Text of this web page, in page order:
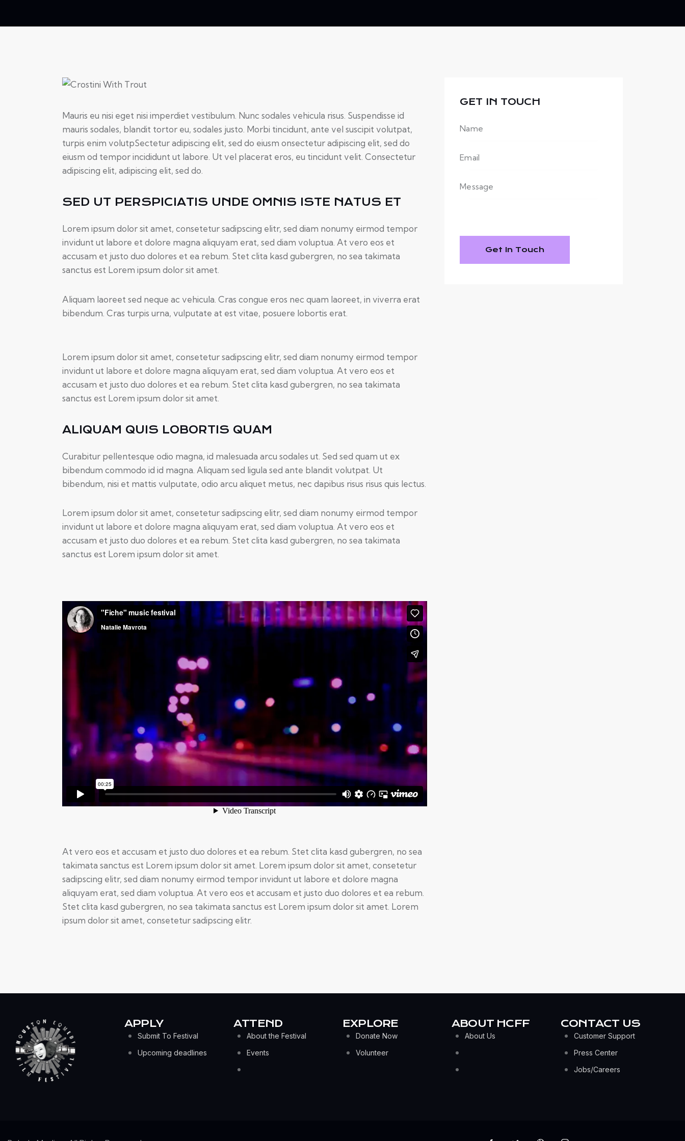
Mauris eu nisi eget nisi imperdiet vestibulum. Nunc sodales vehicula risus. Suspendisse id
mauris sodales, blandit tortor eu, sodales justo. Morbi tincidunt, ante vel suscipit volutpat,
turpis enim volutpSectetur adipiscing elit, sed do eiusm onsectetur adipiscing elit, sed do
eiusm od tempor incididunt ut labore. Ut vel placerat eros, eu tincidunt velit. Consectetur
adipiscing elit, adipiscing elit, sed do.
SED UT PERSPICIATIS UNDE OMNIS ISTE NATUS ET
Lorem ipsum dolor sit amet, consetetur sadipscing elitr, sed diam nonumy eirmod tempor
invidunt ut labore et dolore magna aliquyam erat, sed diam voluptua. At vero eos et
accusam et justo duo dolores et ea rebum. Stet clita kasd gubergren, no sea takimata
sanctus est Lorem ipsum dolor sit amet.
Aliquam laoreet sed neque ac vehicula. Cras congue eros nec quam laoreet, in viverra erat
bibendum. Cras turpis urna, vulputate at est vitae, posuere lobortis erat.
Lorem ipsum dolor sit amet, consetetur sadipscing elitr, sed diam nonumy eirmod tempor
invidunt ut labore et dolore magna aliquyam erat, sed diam voluptua. At vero eos et
accusam et justo duo dolores et ea rebum. Stet clita kasd gubergren, no sea takimata
sanctus est Lorem ipsum dolor sit amet.
ALIQUAM QUIS LOBORTIS QUAM
Curabitur pellentesque odio magna, id malesuada arcu sodales ut. Sed sed quam ut ex
bibendum commodo id id magna. Aliquam sed ligula sed ante blandit volutpat. Ut
bibendum, nisi et mattis vulputate, odio arcu aliquet metus, nec dapibus risus risus quis lectus.
Lorem ipsum dolor sit amet, consetetur sadipscing elitr, sed diam nonumy eirmod tempor
invidunt ut labore et dolore magna aliquyam erat, sed diam voluptua. At vero eos et
accusam et justo duo dolores et ea rebum. Stet clita kasd gubergren, no sea takimata
sanctus est Lorem ipsum dolor sit amet.
At vero eos et accusam et justo duo dolores et ea rebum. Stet clita kasd gubergren, no sea
takimata sanctus est Lorem ipsum dolor sit amet. Lorem ipsum dolor sit amet, consetetur
sadipscing elitr, sed diam nonumy eirmod tempor invidunt ut labore et dolore magna
aliquyam erat, sed diam voluptua. At vero eos et accusam et justo duo dolores et ea rebum.
Stet clita kasd gubergren, no sea takimata sanctus est Lorem ipsum dolor sit amet. Lorem
ipsum dolor sit amet, consetetur sadipscing elitr.
GET IN TOUCH
APPLY
Submit To Festival
Upcoming deadlines
ATTEND
About the Festival
Events
EXPLORE
Donate Now
Volunteer
ABOUT HCFF
About Us
CONTACT US
Customer Support
Press Center
Jobs/Careers